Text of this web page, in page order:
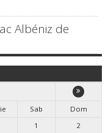
Albéniz de
Sab
Dom
1
2